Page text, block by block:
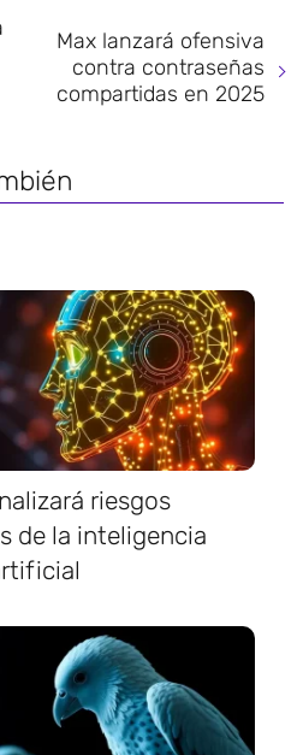
Max lanzará ofensiva
contra contraseñas
compartidas en 2025
riesgos
de la inteligencia